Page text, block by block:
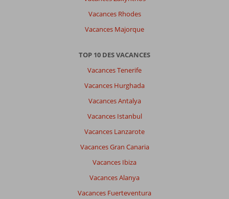
Vacances Rhodes
Vacances Majorque
TOP 10 DES VACANCES
Vacances Tenerife
Vacances Hurghada
Vacances Antalya
Vacances Istanbul
Vacances Lanzarote
Vacances Gran Canaria
Vacances Ibiza
Vacances Alanya
Vacances Fuerteventura